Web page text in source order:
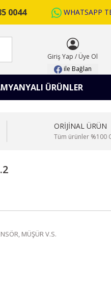
0044 WHATSAPP
Giriş Yap / Üye Ol
ile Bağlan
ÜRÜNLER
ORİJİNAL ÜRÜN
Tüm ürünler %100
MÜŞÜR V.S.